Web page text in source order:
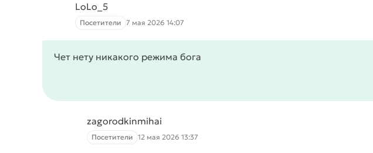
LoLo_5
Посетители 7 мая 2026 14:07
Чет нету никакого режима бога
zagorodkinmihai
Посетители 12 мая 2026 13:37